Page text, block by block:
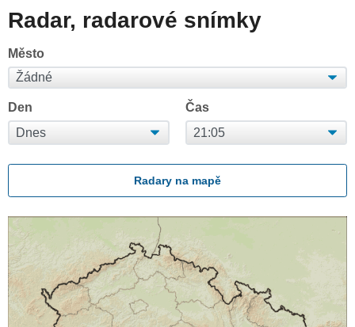
Radar, radarové snímky
Město
Den Čas
Radary na mapě